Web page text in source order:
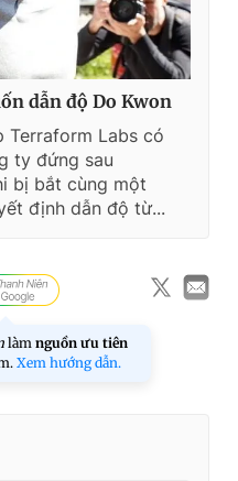
dẫn độ Do Kwon
Terraform Labs có
ty đứng sau
bị bắt cùng một
định dẫn độ từ...
làm nguồn ưu tiên
Xem hướng dẫn.